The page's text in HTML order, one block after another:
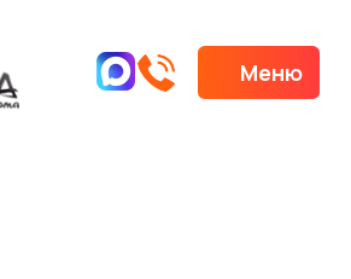
Меню